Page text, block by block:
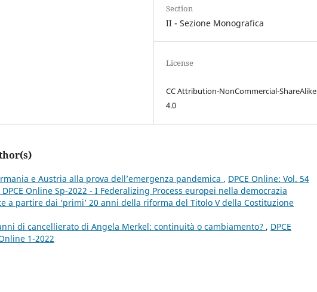
Section
II - Sezione Monografica
License
CC Attribution-NonCommercial-ShareAlike
4.0
e Austria alla prova dell’emergenza pandemica , DPCE Online: Vol. 54
Online Sp-2022 - I Federalizing Process europei nella democrazia
a partire dai ‘primi’ 20 anni della riforma del Titolo V della Costituzione
di cancellierato di Angela Merkel: continuità o cambiamento? , DPCE
1-2022